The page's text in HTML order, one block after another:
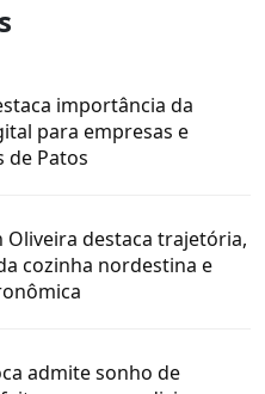
importância da
para empresas e
de Patos
Oliveira destaca trajetória,
cozinha nordestina e
admite sonho de